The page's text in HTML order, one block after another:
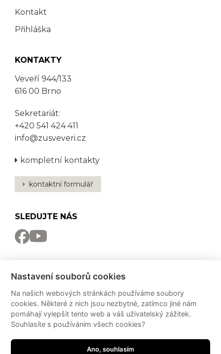
Kontakt
Přihláška
KONTAKTY
Veveří 944/133
616 00 Brno
Sekretariát:
+420 541 424 411
info@zusveveri.cz
kompletní kontakty
kontaktní formulář
SLEDUJTE NÁS
PRO MÉDIA
Nastavení souborů cookies
Na našich webových stránkách používáme soubory
cookies. Některé z nich jsou nezbytné, zatímco jiné nám
pomáhají vylepšit tento web a váš uživatelský zážitek.
Souhlasíte s používáním všech cookies?
Ano, souhlasím